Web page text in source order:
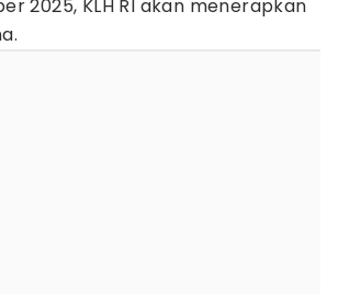
2025, KLH RI akan menerapkan